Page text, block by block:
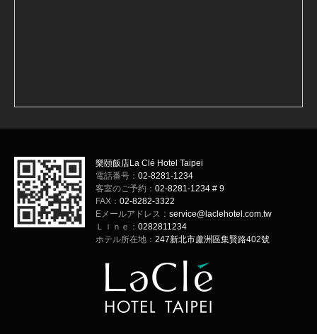
樂頤飯店La Clé Hotel Taipei
電話番号： 02-8281-1234
客室のご予約： 02-8281-1234 # 9
FAX： 02-8282-3322
Eメールアドレス： service@laclehotel.com.tw
Ｌｉｎｅ： 0282811234
ホテル所在地： 247新北市蘆洲區集賢路402號